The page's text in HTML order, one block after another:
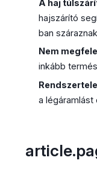
A haj
hajszárító
ban
Nem
inkább
a légáramlást